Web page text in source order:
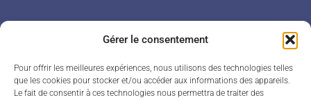
Gérer le consentement
Pour offrir les meilleures expériences, nous utilisons des technologies telles
que les cookies pour stocker et/ou accéder aux informations des appareils.
Le fait de consentir à ces technologies nous permettra de traiter des
3 rue des Arènes
elisabeth.rouleau@avocat.fr